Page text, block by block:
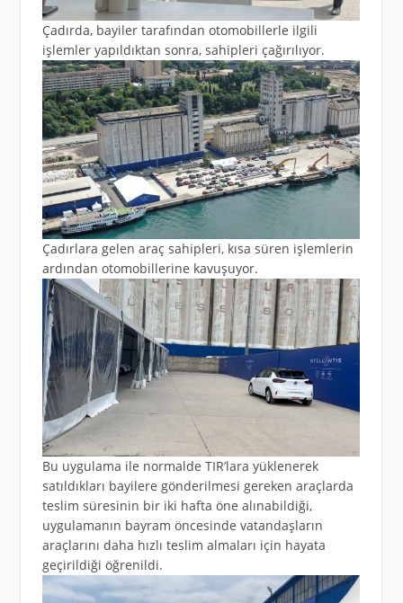
Çadırda, bayiler tarafından otomobillerle ilgili
işlemler yapıldıktan sonra, sahipleri çağırılıyor.
Çadırlara gelen araç sahipleri, kısa süren işlemlerin
ardından otomobillerine kavuşuyor.
Bu uygulama ile normalde TIR’lara yüklenerek
satıldıkları bayilere gönderilmesi gereken araçlarda
teslim süresinin bir iki hafta öne alınabildiği,
uygulamanın bayram öncesinde vatandaşların
araçlarını daha hızlı teslim almaları için hayata
geçirildiği öğrenildi.